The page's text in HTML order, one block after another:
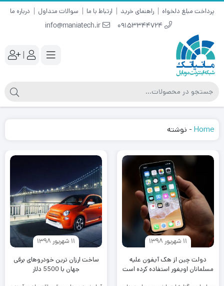
پرداخت مبلغ دلخواه راهنمای خرید ارتباط با ما سوالات متداول درباره ما
09153344724
info@maniatech.ir
|
Home
- نوشته
11 شهریور 1398
دولت چین از هک آیفون علیه
مسلمانان اویغور استفاده کرده است
11 شهریور 1398
ساخت ارزان ترین خودروهای برقی
جهان با 5500 دلار